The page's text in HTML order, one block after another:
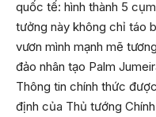
quốc tế: hình thành 5
tưởng này không chỉ táo
vươn mình mạnh mẽ
đảo nhân tạo Palm
Thông tin chính thức
định của Thủ tướng